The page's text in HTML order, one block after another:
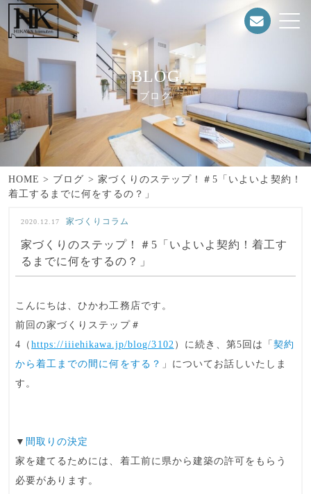
BLOG
ブログ
HOME > ブログ > 家づくりのステップ！＃5「いよいよ契約！
着工するまでに何をするの？」
家づくりのステップ！＃5「いよいよ契約！着工す
るまでに何をするの？」
2020.12.17 家づくりコラム
こんにちは、ひかわ工務店です。
前回の家づくりステップ＃
4（https://iiiehikawa.jp/blog/3102 ）に続き、第5回は「契約
から着工までの間に何をする？ 」についてお話しいたしま
す。
▼ 間取りの決定
家を建てるためには、着工前に県から建築の許可をもらう
必要があります。